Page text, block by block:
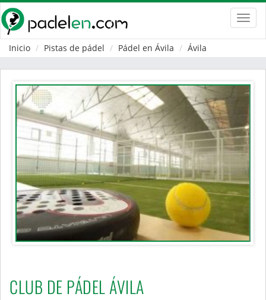
Inicio
Pistas de pádel Pádel en Ávila Ávila
CLUB DE PÁDEL ÁVILA